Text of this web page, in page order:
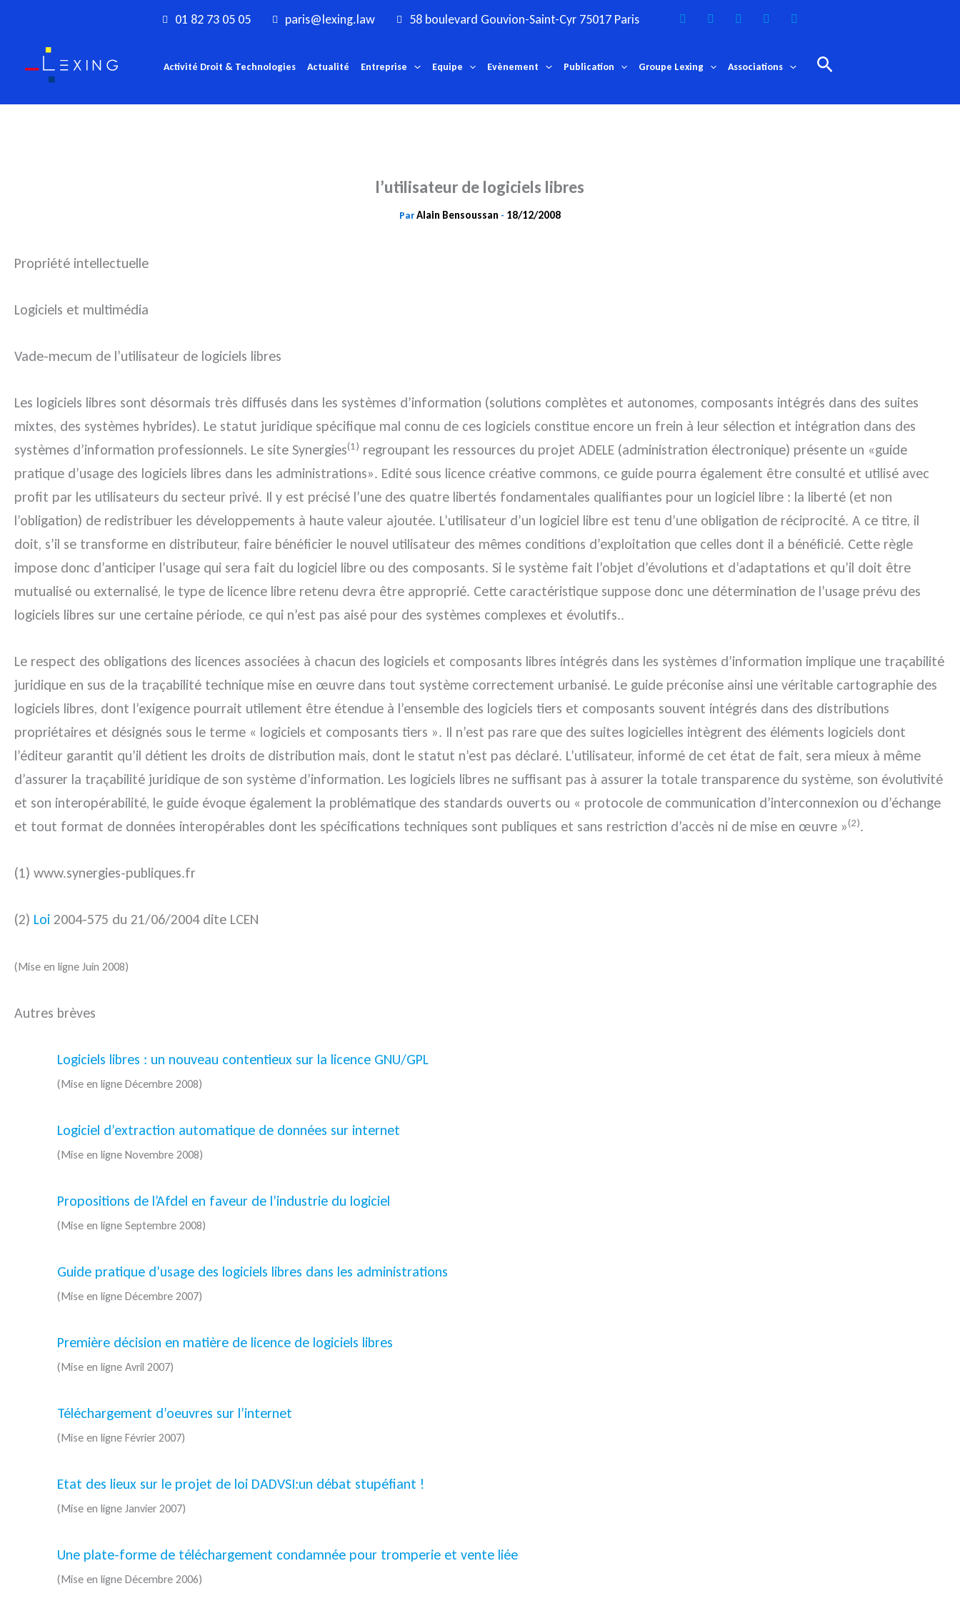
contenu
01 82 73 05 05 paris@lexing.law 58 boulevard Gouvion-Saint-Cyr 75017 Paris
Activité Droit & Technologies Actualité Entreprise Equipe Evènement Publication Groupe Lexing Associations Rechercher
l’utilisateur de logiciels libres
ParAlain Bensoussan - 18/12/2008
Propriété intellectuelle
Logiciels et multimédia
Vade-mecum de l’utilisateur de logiciels libres
Les logiciels libres sont désormais très diffusés dans les systèmes d’information (solutions complètes et autonomes, composants intégrés dans des suites
mixtes, des systèmes hybrides). Le statut juridique spécifique mal connu de ces logiciels constitue encore un frein à leur sélection et intégration dans des
systèmes d’information professionnels. Le site Synergies(1) regroupant les ressources du projet ADELE (administration électronique) présente un «guide
pratique d’usage des logiciels libres dans les administrations». Edité sous licence créative commons, ce guide pourra également être consulté et utilisé avec
profit par les utilisateurs du secteur privé. Il y est précisé l’une des quatre libertés fondamentales qualifiantes pour un logiciel libre : la liberté (et non
l’obligation) de redistribuer les développements à haute valeur ajoutée. L’utilisateur d’un logiciel libre est tenu d’une obligation de réciprocité. A ce titre, il
doit, s’il se transforme en distributeur, faire bénéficier le nouvel utilisateur des mêmes conditions d’exploitation que celles dont il a bénéficié. Cette règle
impose donc d’anticiper l’usage qui sera fait du logiciel libre ou des composants. Si le système fait l’objet d’évolutions et d’adaptations et qu’il doit être
mutualisé ou externalisé, le type de licence libre retenu devra être approprié. Cette caractéristique suppose donc une détermination de l’usage prévu des
logiciels libres sur une certaine période, ce qui n’est pas aisé pour des systèmes complexes et évolutifs..
Le respect des obligations des licences associées à chacun des logiciels et composants libres intégrés dans les systèmes d’information implique une traçabilité
juridique en sus de la traçabilité technique mise en œuvre dans tout système correctement urbanisé. Le guide préconise ainsi une véritable cartographie des
logiciels libres, dont l’exigence pourrait utilement être étendue à l’ensemble des logiciels tiers et composants souvent intégrés dans des distributions
propriétaires et désignés sous le terme « logiciels et composants tiers ». Il n’est pas rare que des suites logicielles intègrent des éléments logiciels dont
l’éditeur garantit qu’il détient les droits de distribution mais, dont le statut n’est pas déclaré. L’utilisateur, informé de cet état de fait, sera mieux à même
d’assurer la traçabilité juridique de son système d’information. Les logiciels libres ne suffisant pas à assurer la totale transparence du système, son évolutivité
et son interopérabilité, le guide évoque également la problématique des standards ouverts ou « protocole de communication d’interconnexion ou d’échange
et tout format de données interopérables dont les spécifications techniques sont publiques et sans restriction d’accès ni de mise en œuvre »(2).
(1) www.synergies-publiques.fr
(2) Loi 2004-575 du 21/06/2004 dite LCEN
(Mise en ligne Juin 2008)
Autres brèves
Logiciels libres : un nouveau contentieux sur la licence GNU/GPL
(Mise en ligne Décembre 2008)
Logiciel d’extraction automatique de données sur internet
(Mise en ligne Novembre 2008)
Propositions de l’Afdel en faveur de l’industrie du logiciel
(Mise en ligne Septembre 2008)
Guide pratique d’usage des logiciels libres dans les administrations
(Mise en ligne Décembre 2007)
Première décision en matière de licence de logiciels libres
(Mise en ligne Avril 2007)
Téléchargement d’oeuvres sur l’internet
(Mise en ligne Février 2007)
Etat des lieux sur le projet de loi DADVSI:un débat stupéfiant !
(Mise en ligne Janvier 2007)
Une plate-forme de téléchargement condamnée pour tromperie et vente liée
(Mise en ligne Décembre 2006)